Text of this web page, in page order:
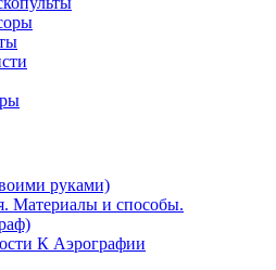
руками)
Материалы и способы.
К Аэрографии